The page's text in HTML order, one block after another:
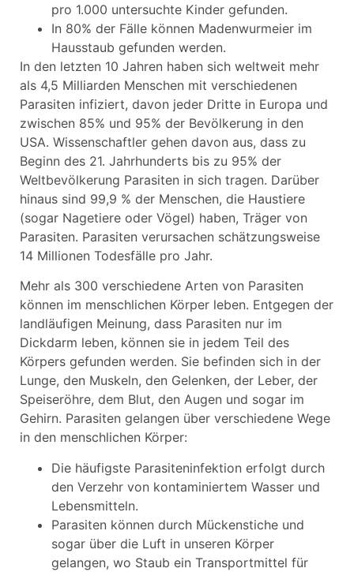
pro 1.000 untersuchte Kinder gefunden.
In 80% der Fälle können Madenwurmeier im
Hausstaub gefunden werden.
In den letzten 10 Jahren haben sich weltweit mehr
als 4,5 Milliarden Menschen mit verschiedenen
Parasiten infiziert, davon jeder Dritte in Europa und
zwischen 85% und 95% der Bevölkerung in den
USA. Wissenschaftler gehen davon aus, dass zu
Beginn des 21. Jahrhunderts bis zu 95% der
Weltbevölkerung Parasiten in sich tragen. Darüber
hinaus sind 99,9 % der Menschen, die Haustiere
(sogar Nagetiere oder Vögel) haben, Träger von
Parasiten. Parasiten verursachen schätzungsweise
14 Millionen Todesfälle pro Jahr.
Mehr als 300 verschiedene Arten von Parasiten
können im menschlichen Körper leben. Entgegen der
landläufigen Meinung, dass Parasiten nur im
Dickdarm leben, können sie in jedem Teil des
Körpers gefunden werden. Sie befinden sich in der
Lunge, den Muskeln, den Gelenken, der Leber, der
Speiseröhre, dem Blut, den Augen und sogar im
Gehirn. Parasiten gelangen über verschiedene Wege
in den menschlichen Körper:
Die häufigste Parasiteninfektion erfolgt durch
den Verzehr von kontaminiertem Wasser und
Lebensmitteln.
Parasiten können durch Mückenstiche und
sogar über die Luft in unseren Körper
gelangen, wo Staub ein Transportmittel für